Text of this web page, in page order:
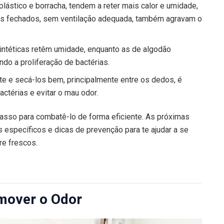
e borracha, tendem a reter mais calor e umidade,
sem ventilação adequada, também agravam o
retêm umidade, enquanto as de algodão
a proliferação de bactérias.
e secá-los bem, principalmente entre os dedos, é
e evitar o mau odor.
para combatê-lo de forma eficiente. As próximas
e dicas de prevenção para te ajudar a se
frescos.
o Odor